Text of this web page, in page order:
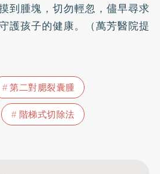
到腫塊，切勿輕忽，儘早尋求
護孩子的健康。（萬芳醫院提
第二對腮裂囊腫
階梯式切除法